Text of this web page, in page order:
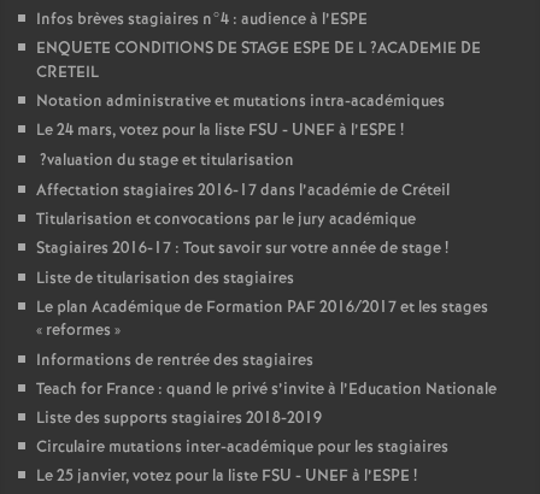
Infos brèves stagiaires n°4 : audience à l’ESPE
ENQUETE CONDITIONS DE STAGE ESPE DE L?ACADEMIE DE
CRETEIL
Notation administrative et mutations intra-académiques
Le 24 mars, votez pour la liste FSU - UNEFà l’ESPE !
?valuation du stage et titularisation
Affectation stagiaires 2016-17 dans l’académie de Créteil
Titularisation et convocations par le jury académique
Stagiaires 2016-17 : Tout savoir sur votre année de stage!
Liste de titularisation des stagiaires
Le plan Académique de Formation PAF2016/2017 et les stages
« reformes »
Informations de rentrée des stagiaires
Teach for France : quand le privé s’invite à l’Education Nationale
Liste des supports stagiaires 2018-2019
Circulaire mutations inter-académique pour les stagiaires
Le 25 janvier, votez pour la liste FSU - UNEFà l’ESPE !